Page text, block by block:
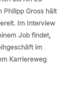
Philipp Gross hält
Im Interview
Job findet,
im
Karriereweg